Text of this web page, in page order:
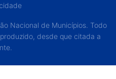
Nacional de Municípios. Todo
desde que citada a